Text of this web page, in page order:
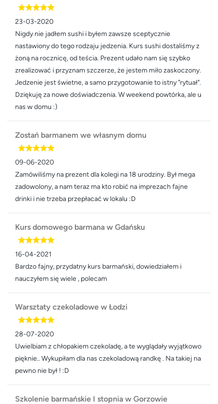
23-03-2020
Nigdy nie jadłem sushi i byłem zawsze sceptycznie
nastawiony do tego rodzaju jedzenia. Kurs sushi dostaliśmy z
żoną na rocznicę, od teścia. Prezent udało nam się szybko
zrealizować i przyznam szczerze, że jestem miło zaskoczony.
Jedzenie jest świetne, a samo przygotowanie to istny "rytuał".
Dziękuję za nowe doświadczenia. W weekend powtórka, ale u
nas w domu :)
Zostań barmanem we własnym domu
09-06-2020
Zamówiliśmy na prezent dla kolegi na 18 urodziny. Był mega
zadowolony, a nam teraz ma kto robić na imprezach fajne
drinki i nie trzeba przepłacać w lokalu :D
Kurs domowego barmana w Gdańsku
16-04-2021
Bardzo fajny, przydatny kurs barmański, dowiedziałem i
nauczyłem się wiele , polecam
Warsztaty czekoladowe w Łodzi
28-07-2020
Uwielbiam z chłopakiem czekoladę, a te wyglądały wyjątkowo
pięknie.. Wykupiłam dla nas czekoladową randkę . Na takiej na
pewno nie był ! :D
Szkolenie barmańskie I stopnia w Gorzowie